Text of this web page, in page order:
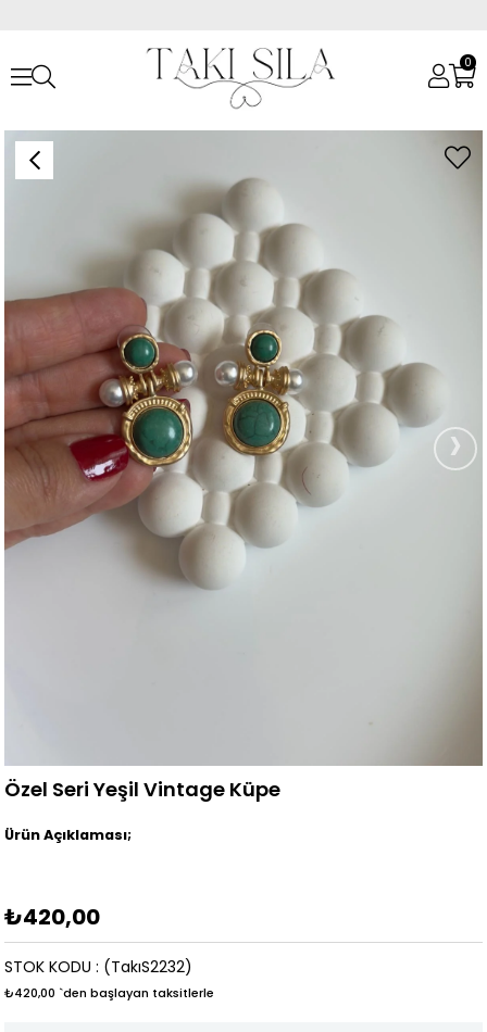
0
Özel Seri Küpeler
›
Özel Seri Yeşil Vintage Küpe
Ürün Açıklaması;
₺420,00
(TakıS2232)
STOK KODU
₺420,00 `den başlayan taksitlerle